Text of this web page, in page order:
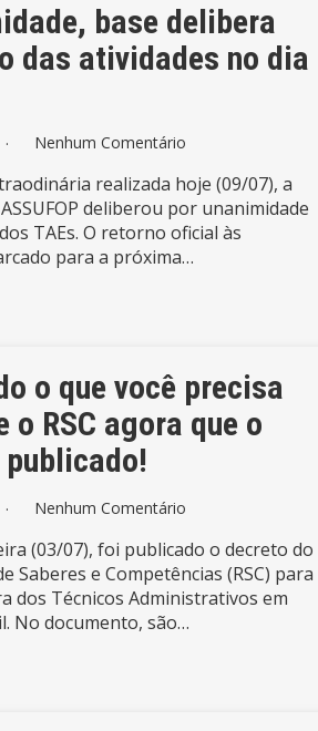
base delibera
das atividades no dia
Nenhum Comentário
realizada hoje (09/07), a
deliberou por unanimidade
TAEs. O retorno oficial às
para a próxima…
o que você precisa
o RSC agora que o
Nenhum Comentário
(03/07), foi publicado o decreto do
Saberes e Competências (RSC) para
dos Técnicos Administrativos em
No documento, são…